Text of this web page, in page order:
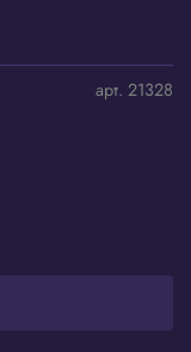
арт. 21328